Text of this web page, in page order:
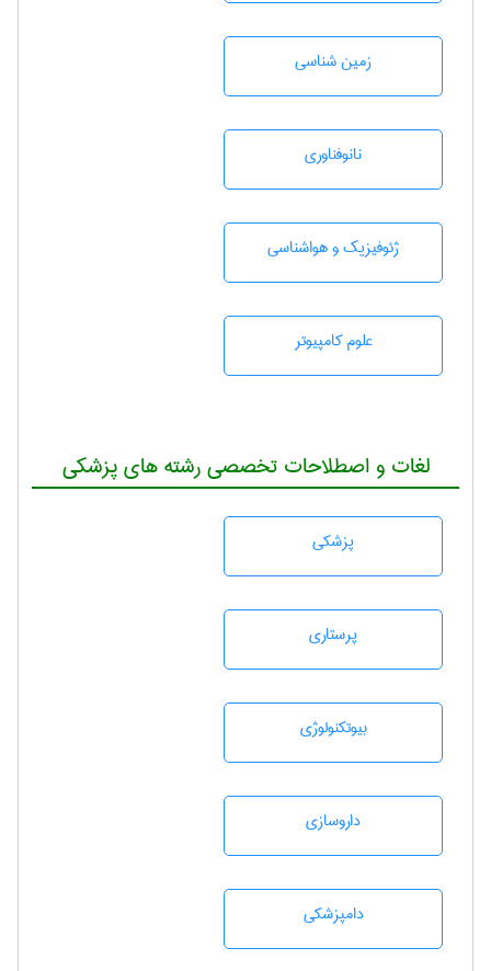
زمين شناسی
نانوفناوری
ژئوفيزيك و هواشناسی
علوم کامپیوتر
لغات و اصطلاحات تخصصی رشته های پزشکی
پزشكی
پرستاری
بيوتكنولوژی
داروسازی
دامپزشكی